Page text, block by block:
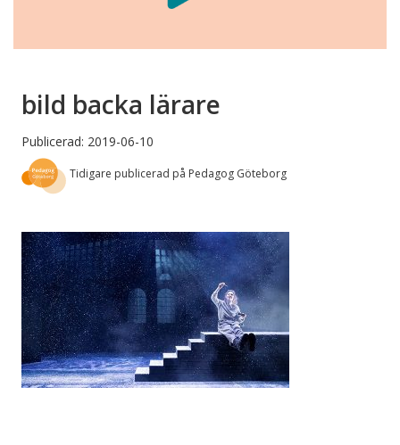
bild backa lärare
Publicerad: 2019-06-10
Tidigare publicerad på Pedagog Göteborg